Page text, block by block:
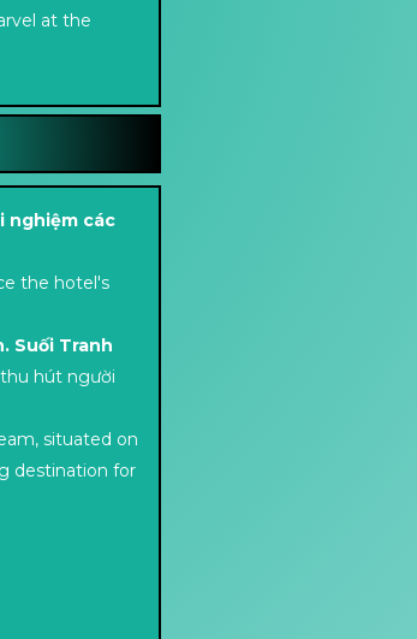
at the
nghiệm các
the hotel's
Suối Tranh
hút người
situated on
destination for